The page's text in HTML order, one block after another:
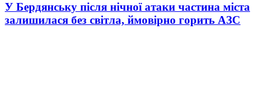
У Бердянську після нічної атаки частина міста
залишилася без світла, ймовірно горить АЗС